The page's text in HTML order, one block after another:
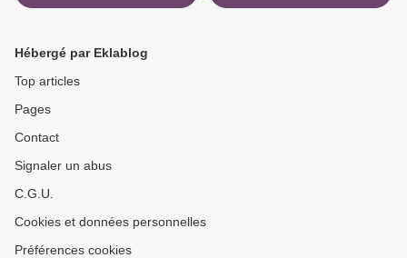
Hébergé par Eklablog
Top articles
Pages
Contact
Signaler un abus
C.G.U.
Cookies et données personnelles
Préférences cookies